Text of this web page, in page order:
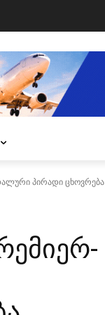
პირადი ცხოვრება